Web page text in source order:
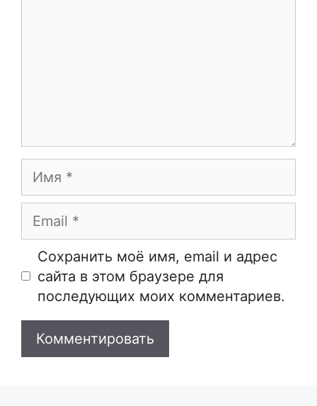
Имя
Email
Сайт
Сохранить моё имя, email и адрес
сайта в этом браузере для
последующих моих комментариев.